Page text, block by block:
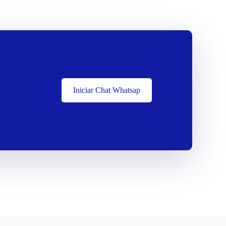
Iniciar Chat Whatsap